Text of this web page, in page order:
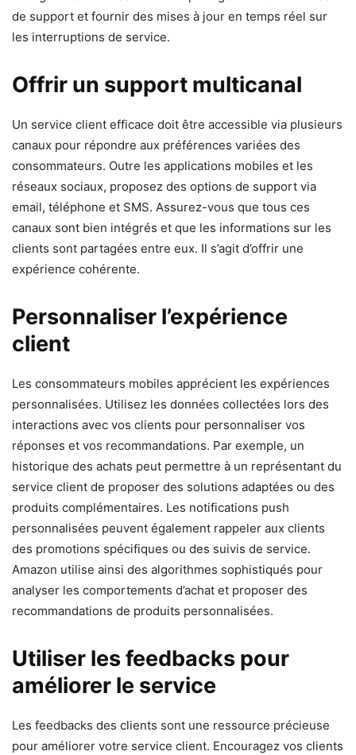
de support et fournir des mises à jour en temps réel sur
les interruptions de service.
Offrir un support multicanal
Un service client efficace doit être accessible via plusieurs
canaux pour répondre aux préférences variées des
consommateurs. Outre les applications mobiles et les
réseaux sociaux, proposez des options de support via
email, téléphone et SMS. Assurez-vous que tous ces
canaux sont bien intégrés et que les informations sur les
clients sont partagées entre eux. Il s’agit d’offrir une
expérience cohérente.
Personnaliser l’expérience
client
Les consommateurs mobiles apprécient les expériences
personnalisées. Utilisez les données collectées lors des
interactions avec vos clients pour personnaliser vos
réponses et vos recommandations. Par exemple, un
historique des achats peut permettre à un représentant du
service client de proposer des solutions adaptées ou des
produits complémentaires. Les notifications push
personnalisées peuvent également rappeler aux clients
des promotions spécifiques ou des suivis de service.
Amazon utilise ainsi des algorithmes sophistiqués pour
analyser les comportements d’achat et proposer des
recommandations de produits personnalisées.
Utiliser les feedbacks pour
améliorer le service
Les feedbacks des clients sont une ressource précieuse
pour améliorer votre service client. Encouragez vos clients